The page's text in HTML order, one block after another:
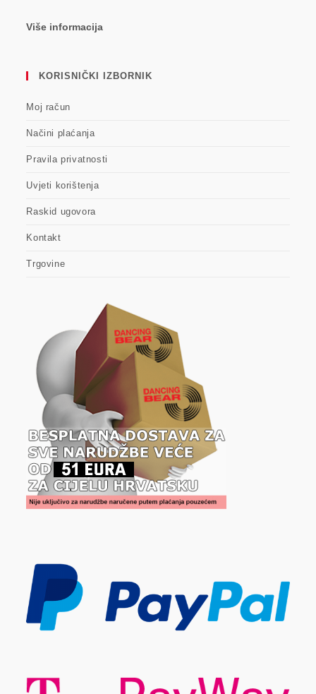
Više informacija
KORISNIČKI IZBORNIK
Moj račun
Načini plaćanja
Pravila privatnosti
Uvjeti korištenja
Raskid ugovora
Kontakt
Trgovine